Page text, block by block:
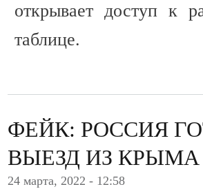
открывает доступ к
таблице.
ФЕЙК: РОССИЯ
ВЫЕЗД ИЗ КРЫМА
24 марта, 2022 - 12:58